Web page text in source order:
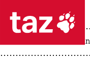
usa